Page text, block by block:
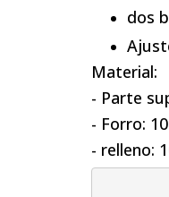
dos
Material:
- Parte
- Forro:
- relleno: